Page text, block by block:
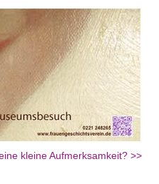
kleine Aufmerksamkeit? >>